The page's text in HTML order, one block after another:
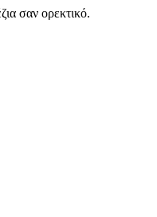
σαν ορεκτικό.